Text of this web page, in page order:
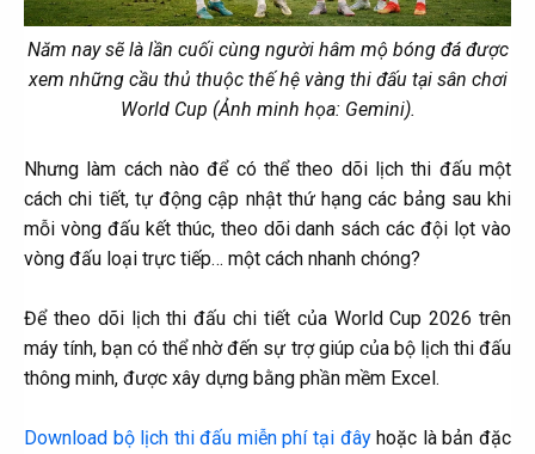
Năm nay sẽ là lần cuối cùng người hâm mộ bóng đá được
xem những cầu thủ thuộc thế hệ vàng thi đấu tại sân chơi
World Cup (Ảnh minh họa: Gemini).
Nhưng làm cách nào để có thể theo dõi lịch thi đấu một
cách chi tiết, tự động cập nhật thứ hạng các bảng sau khi
mỗi vòng đấu kết thúc, theo dõi danh sách các đội lọt vào
vòng đấu loại trực tiếp… một cách nhanh chóng?
Để theo dõi lịch thi đấu chi tiết của World Cup 2026 trên
máy tính, bạn có thể nhờ đến sự trợ giúp của bộ lịch thi đấu
thông minh, được xây dựng bằng phần mềm Excel.
Download bộ lịch thi đấu miễn phí tại đâyhoặc là bản đặc